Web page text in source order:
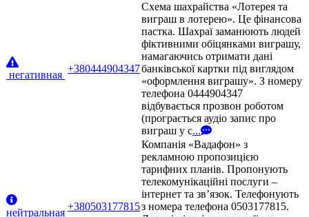
негативная
+380444904347
Схема шахрайства «Лотерея та
виграш в лотерею». Це фінансова
пастка. Шахраї заманюють людей
фіктивними обіцянками виграшу,
намагаючись отримати дані
банківської картки під виглядом
«оформлення виграшу». З номеру
телефона 0444904347
відбувається прозвон роботом
(програється аудіо запис про
виграш у с...
нейтральная
+380503177815
Компанія «Вадафон» з
рекламною пропозицією
тарифних планів. Пропонують
телекомунікаційні послуги –
інтернет та зв’язок. Телефонують
з номера телефона 0503177815.